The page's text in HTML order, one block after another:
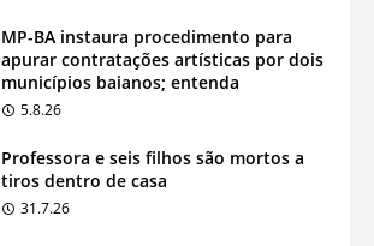
MP-BA instaura procedimento para
apurar contratações artísticas por dois
municípios baianos; entenda
5.8.26
Professora e seis filhos são mortos a
tiros dentro de casa
31.7.26